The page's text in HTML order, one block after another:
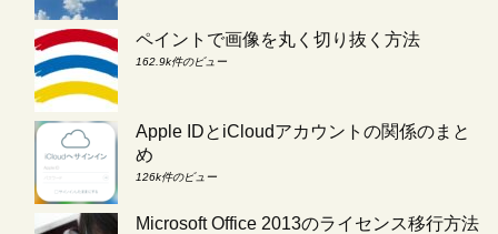
ペイントで画像を丸く切り抜く方法
162.9k件のビュー
Apple IDとiCloudアカウントの関係のまと
め
126k件のビュー
Microsoft Office 2013のライセンス移行方法